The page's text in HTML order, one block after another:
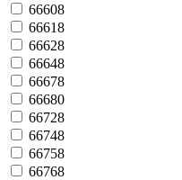
66608
66618
66628
66648
66678
66680
66728
66748
66758
66768